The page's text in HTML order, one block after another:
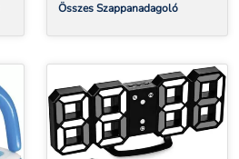
Összes Szappanadagoló